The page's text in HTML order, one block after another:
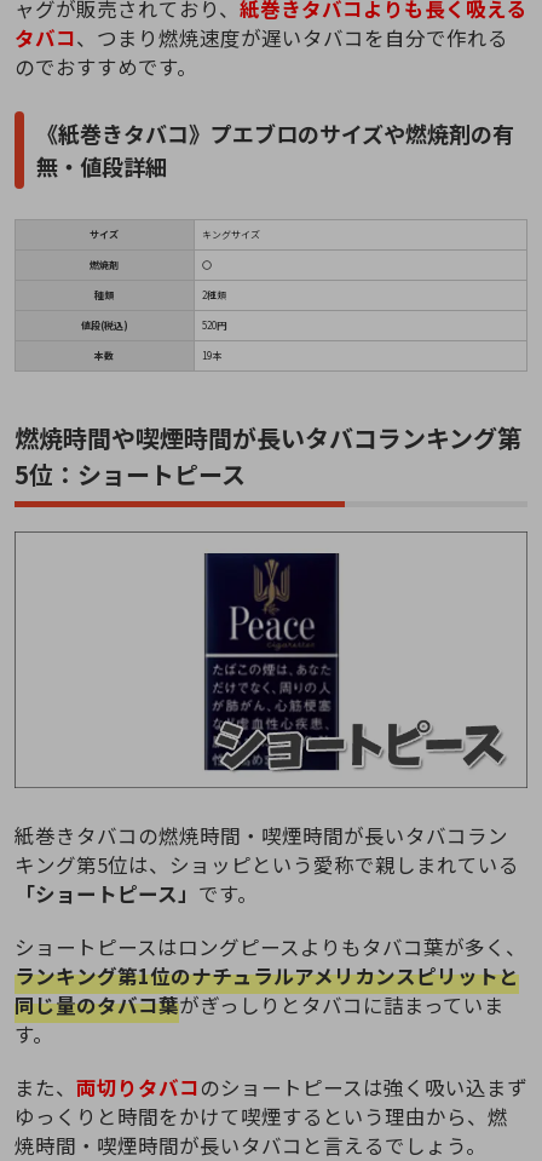
ャグが販売されており、 紙巻きタバコよりも長く吸える
タバコ、つまり燃焼速度が遅いタバコを自分で作れる
のでおすすめです。
《紙巻きタバコ》プエブロのサイズや燃焼剤の有
無・値段詳細
サイズ キングサイズ
燃焼剤 〇
種類 2種類
値段(税込) 520円
本数 19本
燃焼時間や喫煙時間が長いタバコランキング第
5位：ショートピース
紙巻きタバコの燃焼時間・喫煙時間が長いタバコラン
キング第5位は、ショッピという愛称で親しまれている
「ショートピース」 です。
ショートピースはロングピースよりもタバコ葉が多く、
ランキング第1位のナチュラルアメリカンスピリットと
同じ量のタバコ葉がぎっしりとタバコに詰まっていま
す。
また、 両切りタバコのショートピースは強く吸い込まず
ゆっくりと時間をかけて喫煙するという理由から、燃
焼時間・喫煙時間が長いタバコと言えるでしょう。